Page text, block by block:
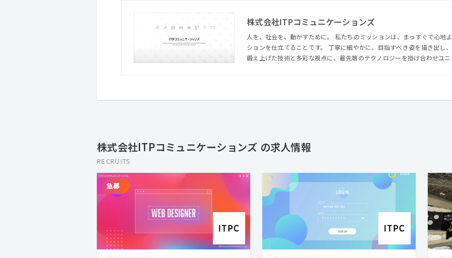
株式会社ITPコミュニケーションズ
人を、社会を、動かすために。 私たちのミッションは、まっすぐで心地
ションを仕立てることです。 丁寧に細やかに、目指すべき姿を描き出し、最適な手法と手順を選定する。
鍛え上げた技術と多彩な視点に、最先端のテクノロジーを掛け合わせユ
株式会社ITPコミュニケーションズ の求人情報
RECRUITS